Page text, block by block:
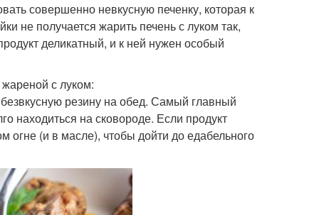
совершенно невкусную печенку, которая к
не получается жарить печень с луком так,
деликатный, и к ней нужен особый
с луком:
резину на обед. Самый главный
находиться на сковороде. Если продукт
огне (и в масле), чтобы дойти до едабельного